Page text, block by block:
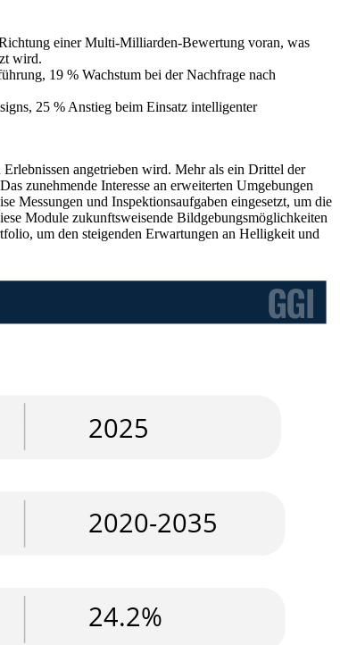
einer Multi-Milliarden-Bewertung voran, was
wird.
19 % Wachstum bei der Nachfrage nach
25 % Anstieg beim Einsatz intelligenter
angetrieben wird. Mehr als ein Drittel der
zunehmende Interesse an erweiterten Umgebungen
Messungen und Inspektionsaufgaben eingesetzt, um die
Module zukunftsweisende Bildgebungsmöglichkeiten
um den steigenden Erwartungen an Helligkeit und